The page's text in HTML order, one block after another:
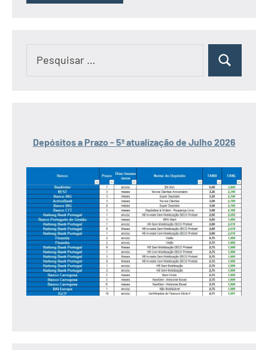
Pesquisar
Depósitos a Prazo - 5ª atualização de Julho 2026